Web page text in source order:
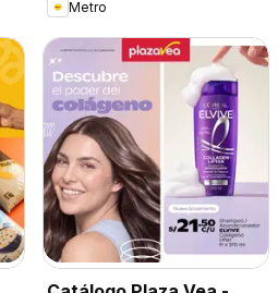
Metro